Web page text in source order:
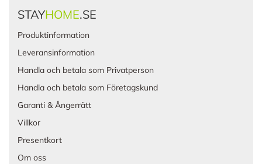
STAYHOME.SE
Produktinformation
Leveransinformation
Handla och betala som Privatperson
Handla och betala som Företagskund
Garanti & Ångerrätt
Villkor
Presentkort
Om oss